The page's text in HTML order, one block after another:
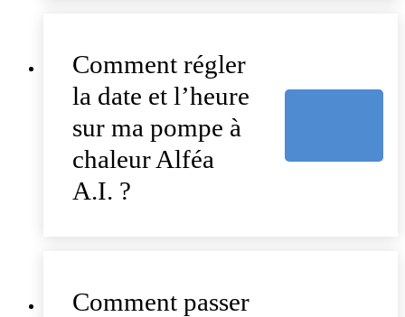
Comment régler
la date et l’heure
sur ma pompe à
chaleur Alféa
A.I. ?
Comment passer